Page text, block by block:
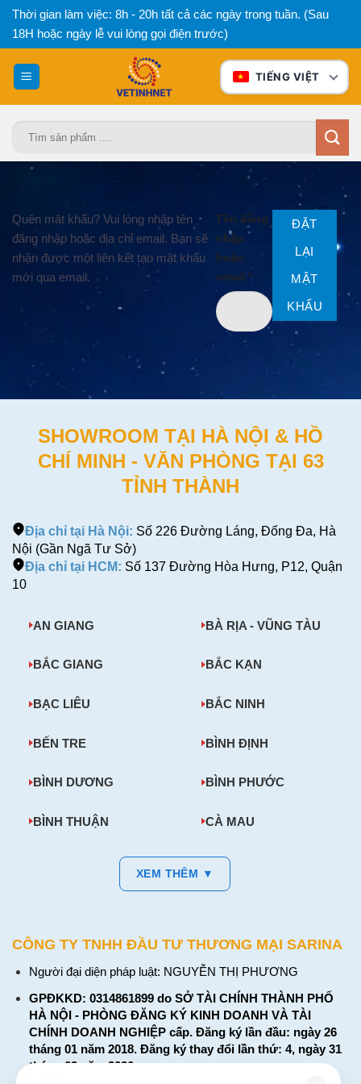
Bỏ
qua
nội
dung
Thời gian làm việc: 8h - 20h tất cả các ngày trong tuần. (Sau
18H hoặc ngày lễ vui lòng gọi điện trước)
TIẾNG VIỆT
Quên mật khẩu? Vui lòng nhập tên
đăng nhập hoặc địa chỉ email. Bạn sẽ
nhận được một liên kết tạo mật khẩu
mới qua email.
Tên đăng
nhập
hoặc
email *Bắt
buộc
ĐẶT
LẠI
MẬT
KHẨU
SHOWROOM TẠI HÀ NỘI & HỒ
CHÍ MINH - VĂN PHÒNG TẠI 63
TỈNH THÀNH
Địa chỉ tại Hà Nội: Số 226 Đường Láng, Đống Đa, Hà
Nội (Gần Ngã Tư Sở)
Địa chỉ tại HCM: Số 137 Đường Hòa Hưng, P12, Quận
10
AN GIANG BÀ RỊA - VŨNG TÀU
BẮC GIANG BẮC KẠN
BẠC LIÊU BẮC NINH
BẾN TRE BÌNH ĐỊNH
BÌNH DƯƠNG BÌNH PHƯỚC
BÌNH THUẬN CÀ MAU
XEM THÊM ▼
CÔNG TY TNHH ĐẦU TƯ THƯƠNG MẠI SARINA
Người đại diện pháp luật: NGUYỄN THỊ PHƯƠNG
GPĐKKD: 0314861899 do SỞ TÀI CHÍNH THÀNH PHỐ
HÀ NỘI - PHÒNG ĐĂNG KÝ KINH DOANH VÀ TÀI
CHÍNH DOANH NGHIỆP cấp. Đăng ký lần đầu: ngày 26
tháng 01 năm 2018. Đăng ký thay đổi lần thứ: 4, ngày 31
tháng 03 năm 2026